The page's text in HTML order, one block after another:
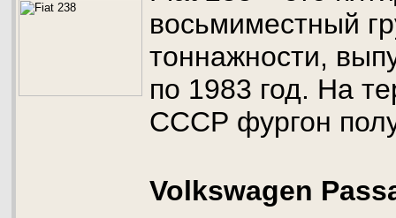
восьмиместный
тоннажности,
по 1983 год. На
СССР фургон
Volkswagen